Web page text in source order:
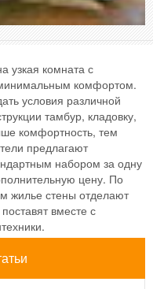
узкая комната с
комфортом.
условия различной
тамбур, кладовку,
комфортность, тем
предлагают
набором за одну
цену. По
жилье стены отделают
вместе с